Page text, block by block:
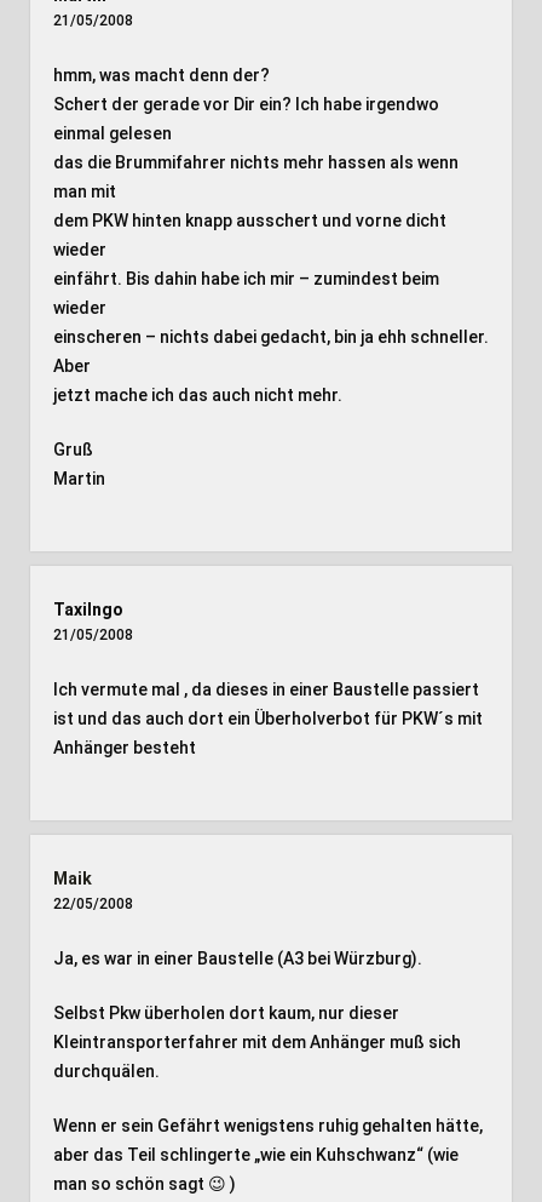
21/05/2008
hmm, was macht denn der?
Schert der gerade vor Dir ein? Ich habe irgendwo
einmal gelesen
das die Brummifahrer nichts mehr hassen als wenn
man mit
dem PKW hinten knapp ausschert und vorne dicht
wieder
einfährt. Bis dahin habe ich mir – zumindest beim
wieder
einscheren – nichts dabei gedacht, bin ja ehh schneller.
Aber
jetzt mache ich das auch nicht mehr.
Gruß
Martin
TaxiIngo
21/05/2008
Ich vermute mal , da dieses in einer Baustelle passiert
ist und das auch dort ein Überholverbot für PKW´s mit
Anhänger besteht
Maik
22/05/2008
Ja, es war in einer Baustelle (A3 bei Würzburg).
Selbst Pkw überholen dort kaum, nur dieser
Kleintransporterfahrer mit dem Anhänger muß sich
durchquälen.
Wenn er sein Gefährt wenigstens ruhig gehalten hätte,
aber das Teil schlingerte „wie ein Kuhschwanz“ (wie
man so schön sagt 😉 )